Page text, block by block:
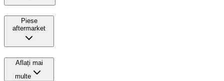
Piese
aftermarket
Aflați mai
multe